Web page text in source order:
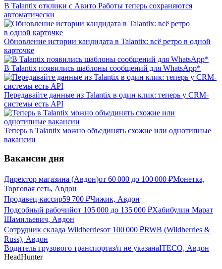
В Talantix отклики с Авито Работы теперь сохраняются
автоматически
Обновление истории кандидата в Talantix: всё ретро в одной
карточке
В Talantix появились шаблоны сообщений для WhatsApp*
Передавайте данные из Talantix в один клик: теперь у CRM-
системы есть API
Теперь в Talantix можно объединять схожие или однотипные
вакансии
Вакансии дня
Директор магазина (Авдон)от 60 000 до 100 000 ₽Монетка,
Торговая сеть, Авдон
Продавец-кассир59 700 ₽Чижик, Авдон
Подсобный рабочийот 105 000 до 135 000 ₽Хабибулин Марат
Шамильевич, Авдон
Сотрудник склада Wildberriesот 100 000 ₽RWB (Wildberries &
Russ), Авдон
Водитель грузового транспортаз/п не указанаITECO, Авдон
HeadHunter